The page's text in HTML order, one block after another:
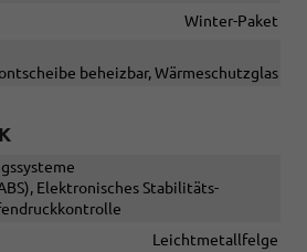
Winter-Paket
beheizbar, Wärmeschutzglas
Elektronisches Stabilitäts-
Leichtmetallfelge